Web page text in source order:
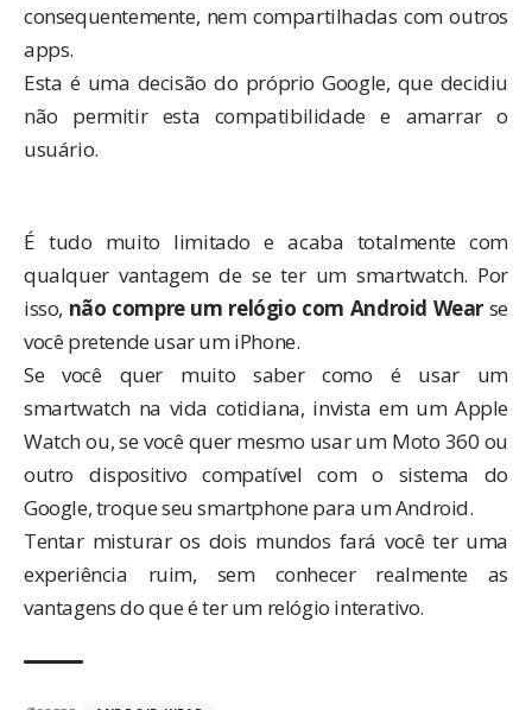
consequentemente, nem compartilhadas com outros
apps.
Esta é uma decisãodo próprio Google, que decidiu
não permitir esta compatibilidade e amarrar o
usuário.
É tudo muito limitado e acaba totalmente com
qualquer vantagem de se ter um smartwatch. Por
isso, não compre um relógio com Android Wear se
você pretende usar um iPhone.
Se você quer muito saber como é usar um
smartwatch na vida cotidiana, invista em um Apple
Watch ou, se você quer mesmo usar um Moto 360 ou
outro dispositivo compatível com o sistema do
Google, troque seu smartphone para um Android.
Tentar misturar os dois mundos fará você ter uma
experiência ruim, sem conhecer realmente as
vantagens do que é ter um relógio interativo.